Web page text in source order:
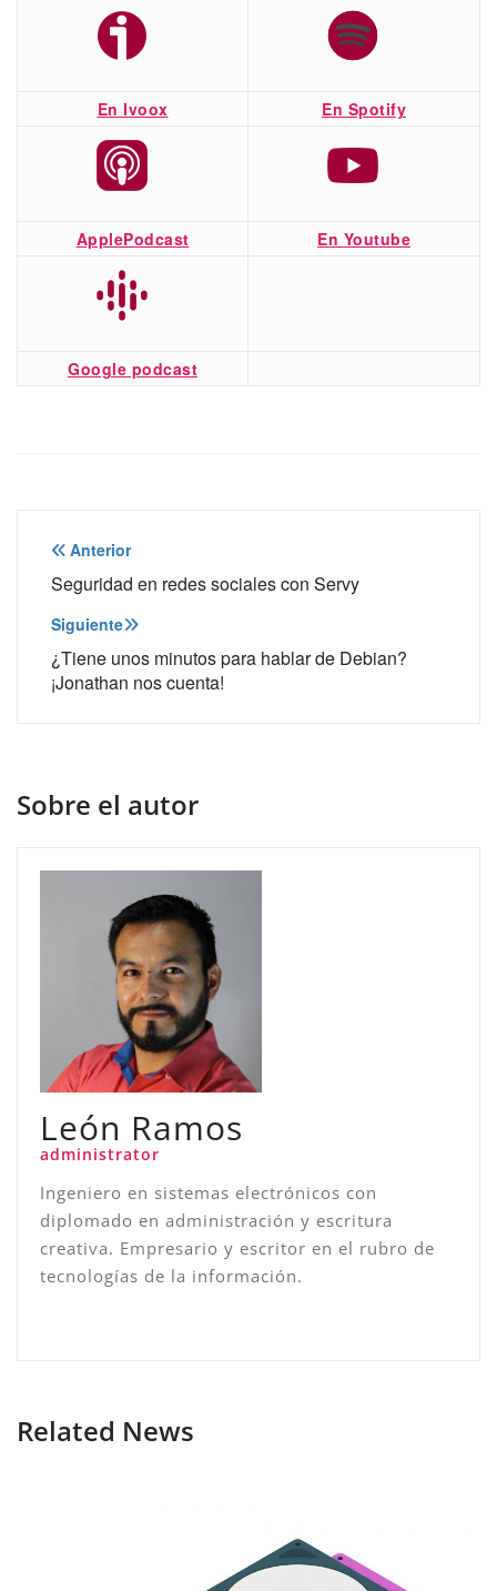
En Ivoox En Spotify
ApplePodcast En Youtube
Google podcast
Navegación
de
entradas
Anterior
Seguridad en redes sociales con Servy
Siguiente
¿Tiene unos minutos para hablar de Debian?
¡Jonathan nos cuenta!
Sobre el autor
León Ramos
administrator
Ingeniero en sistemas electrónicos con
diplomado en administración y escritura
creativa. Empresario y escritor en el rubro de
tecnologías de la información.
Related News